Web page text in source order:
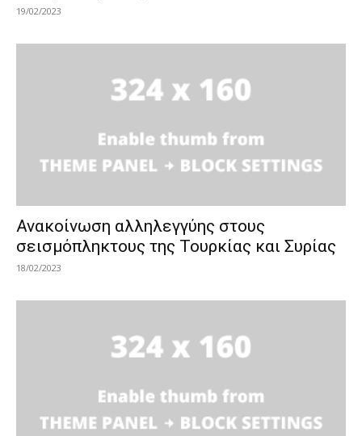
19/02/2023
Ανακοίνωση αλληλεγγύης στους
σεισμόπληκτους της Τουρκίας και Συρίας
18/02/2023